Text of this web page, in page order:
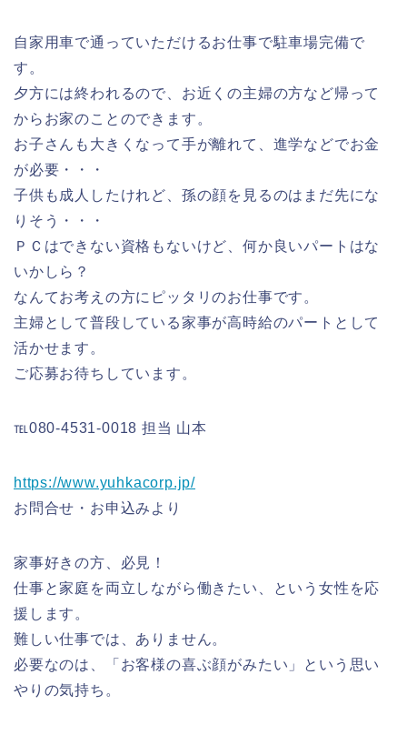
自家用車で通っていただけるお仕事で駐車場完備で
す。
夕方には終われるので、お近くの主婦の方など帰って
からお家のことのできます。
お子さんも大きくなって手が離れて、進学などでお金
が必要・・・
子供も成人したけれど、孫の顔を見るのはまだ先にな
りそう・・・
ＰＣはできない資格もないけど、何か良いパートはな
いかしら？
なんてお考えの方にピッタリのお仕事です。
主婦として普段している家事が高時給のパートとして
活かせます。
ご応募お待ちしています。
℡080-4531-0018 担当 山本
https://www.yuhkacorp.jp/
お問合せ・お申込みより
家事好きの方、必見！
仕事と家庭を両立しながら働きたい、という女性を応
援します。
難しい仕事では、ありません。
必要なのは、「お客様の喜ぶ顔がみたい」という思い
やりの気持ち。